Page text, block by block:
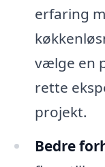
erfaring
vælge en
rette
projekt.
Bedre